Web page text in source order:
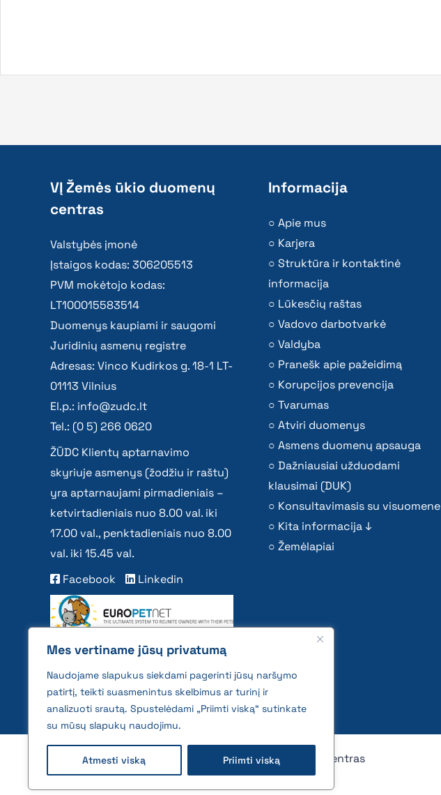
Mes vertiname jūsų privatumą
Naudojame slapukus siekdami pagerinti jūsų naršymo
patirtį, teikti suasmenintus skelbimus ar turinį ir
analizuoti srautą. Spustelėdami „Priimti viską“ sutinkate
su mūsų slapukų naudojimu.
Atmesti viską Priimti viską
VĮ Žemės ūkio duomenų
centras
Valstybės įmonė
Įstaigos kodas: 306205513
PVM mokėtojo kodas:
LT100015583514
Duomenys kaupiami ir saugomi
Juridinių asmenų registre
Adresas: Vinco Kudirkos g. 18-1 LT-
01113 Vilnius
El.p.: info@zudc.lt
Tel.: (0 5) 266 0620
ŽŪDC Klientų aptarnavimo
skyriuje asmenys (žodžiu ir raštu)
yra aptarnaujami pirmadieniais –
ketvirtadieniais nuo 8.00 val. iki
17.00 val., penktadieniais nuo 8.00
val. iki 15.45 val.
Facebook
Linkedin
Informacija
Apie mus
Karjera
Struktūra ir kontaktinė
informacija
Lūkesčių raštas
Vadovo darbotvarkė
Valdyba
Pranešk apie pažeidimą
Korupcijos prevencija
Tvarumas
Atviri duomenys
Asmens duomenų apsauga
Dažniausiai užduodami
klausimai (DUK)
Konsultavimasis su visuomene
Kita informacija ↓
Žemėlapiai
2026 © All rights reserved | VĮ Žemės ūkio duomenų centras